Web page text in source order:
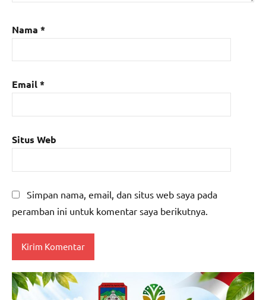
Nama *
Email*
Situs Web
Simpan nama, email, dan situs web saya pada
peramban ini untuk komentar saya berikutnya.